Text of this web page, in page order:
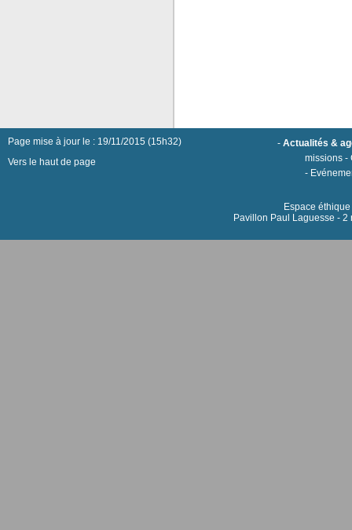
Page mise à jour le : 19/11/2015 (15h32)
Vers le haut de page
-Actualités &
missions -
-
Espace
Pavillon Paul Laguesse -